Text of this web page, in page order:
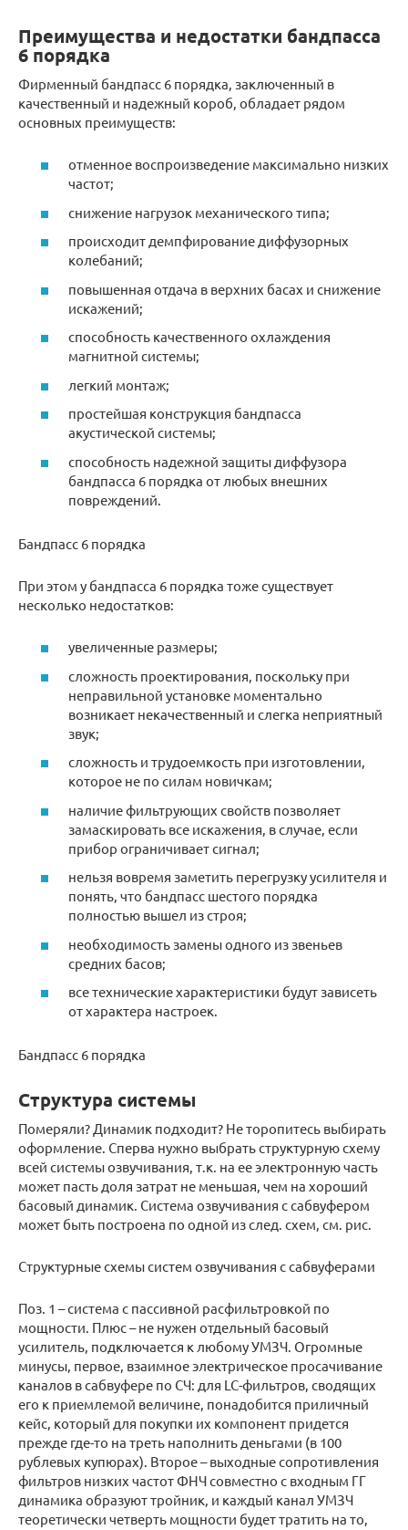
Преимущества и недостатки бандпасса
6 порядка
Фирменный бандпасс 6 порядка, заключенный в
качественный и надежный короб, обладает рядом
основных преимуществ:
отменное воспроизведение максимально низких
частот;
снижение нагрузок механического типа;
происходит демпфирование диффузорных
колебаний;
повышенная отдача в верхних басах и снижение
искажений;
способность качественного охлаждения
магнитной системы;
легкий монтаж;
простейшая конструкция бандпасса
акустической системы;
способность надежной защиты диффузора
бандпасса 6 порядка от любых внешних
повреждений.
Бандпасс 6 порядка
При этом у бандпасса 6 порядка тоже существует
несколько недостатков:
увеличенные размеры;
сложность проектирования, поскольку при
неправильной установке моментально
возникает некачественный и слегка неприятный
звук;
сложность и трудоемкость при изготовлении,
которое не по силам новичкам;
наличие фильтрующих свойств позволяет
замаскировать все искажения, в случае, если
прибор ограничивает сигнал;
нельзя вовремя заметить перегрузку усилителя и
понять, что бандпасс шестого порядка
полностью вышел из строя;
необходимость замены одного из звеньев
средних басов;
все технические характеристики будут зависеть
от характера настроек.
Бандпасс 6 порядка
Структура системы
Померяли? Динамик подходит? Не торопитесь выбирать
оформление. Сперва нужно выбрать структурную схему
всей системы озвучивания, т.к. на ее электронную часть
может пасть доля затрат не меньшая, чем на хороший
басовый динамик. Система озвучивания с сабвуфером
может быть построена по одной из след. схем, см. рис.
Структурные схемы систем озвучивания с сабвуферами
Поз. 1 – система с пассивной расфильтровкой по
мощности. Плюс – не нужен отдельный басовый
усилитель, подключается к любому УМЗЧ. Огромные
минусы, первое, взаимное электрическое просачивание
каналов в сабвуфере по СЧ: для LC-фильтров, сводящих
его к приемлемой величине, понадобится приличный
кейс, который для покупки их компонент придется
прежде где-то на треть наполнить деньгами (в 100
рублевых купюрах). Второе – выходные сопротивления
фильтров низких частот ФНЧ совместно с входным ГГ
динамика образуют тройник, и каждый канал УМЗЧ
теоретически четверть мощности будет тратить на то,